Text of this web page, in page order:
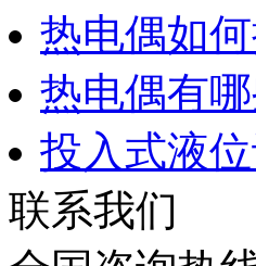
热电偶如
热电偶有
投入式液
联系我们